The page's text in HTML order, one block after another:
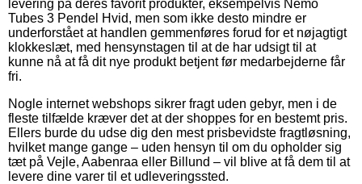
levering på deres favorit produkter, eksempelvis Nemo
Tubes 3 Pendel Hvid, men som ikke desto mindre er
underforstået at handlen gemmenføres forud for et nøjagtigt
klokkeslæt, med hensynstagen til at de har udsigt til at
kunne nå at få dit nye produkt betjent før medarbejderne får
fri.
Nogle internet webshops sikrer fragt uden gebyr, men i de
fleste tilfælde kræver det at der shoppes for en bestemt pris.
Ellers burde du udse dig den mest prisbevidste fragtløsning,
hvilket mange gange – uden hensyn til om du opholder sig
tæt på Vejle, Aabenraa eller Billund – vil blive at få dem til at
levere dine varer til et udleveringssted.